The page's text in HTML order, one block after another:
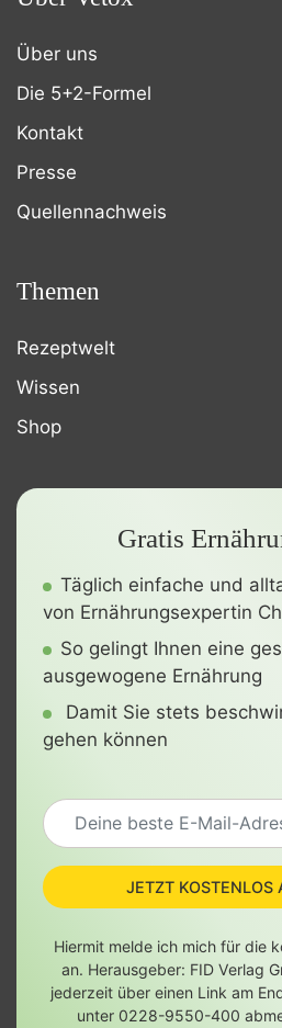
Über uns
Die 5+2-Formel
Kontakt
Presse
Quellennachweis
Themen
Rezeptwelt
Wissen
Shop
Gratis
Täglich einfache und
von Ernährungsexpertin
So gelingt Ihnen eine
ausgewogene Ernährung
Damit Sie stets
gehen können
JETZT KOSTENLOS
Hiermit melde ich mich für die
an. Herausgeber: FID Verlag
jederzeit über einen Link am
unter 0228-9550-400